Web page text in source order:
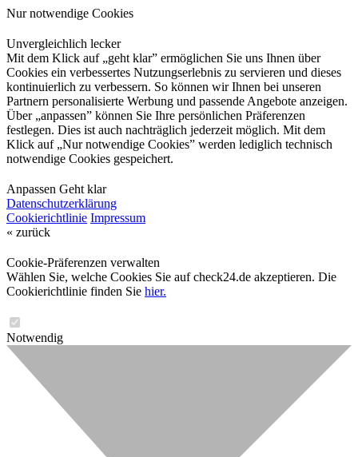
Nur notwendige Cookies
Unvergleichlich lecker
Mit dem Klick auf „geht klar” ermöglichen Sie uns Ihnen über
Cookies ein verbessertes Nutzungserlebnis zu servieren und dieses
kontinuierlich zu verbessern. So können wir Ihnen bei unseren
Partnern personalisierte Werbung und passende Angebote anzeigen.
Über „anpassen” können Sie Ihre persönlichen Präferenzen
festlegen. Dies ist auch nachträglich jederzeit möglich. Mit dem
Klick auf „Nur notwendige Cookies” werden lediglich technisch
notwendige Cookies gespeichert.
Anpassen Geht klar
Datenschutzerklärung
Cookierichtlinie Impressum
« zurück
Cookie-Präferenzen verwalten
Wählen Sie, welche Cookies Sie auf check24.de akzeptieren. Die
Cookierichtlinie finden Sie hier.
Notwendig